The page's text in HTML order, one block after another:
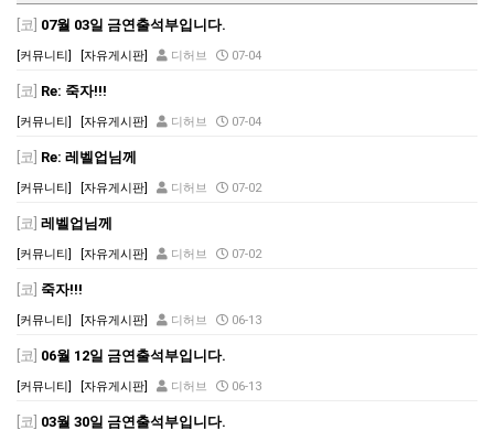
[코] 07월 03일 금연출석부입니다.
[커뮤니티] [자유게시판] 디허브 07-04
[코] Re: 죽자!!!
[커뮤니티] [자유게시판] 디허브 07-04
[코] Re: 레벨업님께
[커뮤니티] [자유게시판] 디허브 07-02
[코] 레벨업님께
[커뮤니티] [자유게시판] 디허브 07-02
[코] 죽자!!!
[커뮤니티] [자유게시판] 디허브 06-13
[코] 06월 12일 금연출석부입니다.
[커뮤니티] [자유게시판] 디허브 06-13
[코] 03월 30일 금연출석부입니다.